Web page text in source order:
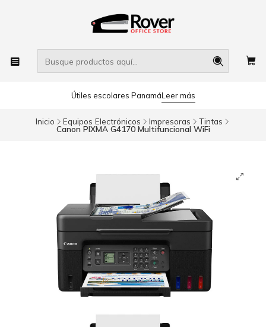
Útiles escolares PanamáLeer más
Inicio Equipos Electrónicos Impresoras Tintas
Canon PIXMA G4170 Multifuncional WiFi